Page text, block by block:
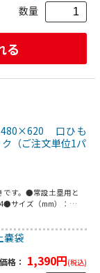
数量
る
口ひも
（ご注文単位1パ
す。●常設土塁用と
サイズ（mm）：
：PE（ポリエチレ
嚢袋
価格： 1,390円(税込)